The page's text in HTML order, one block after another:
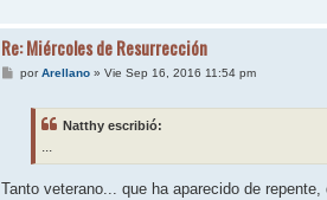
Re: Miércoles de Resurrección
MporArellano» Vie Sep 16, 2016 11:54 pm
Natthy escribió:
...
Tanto veterano... que ha aparecido de